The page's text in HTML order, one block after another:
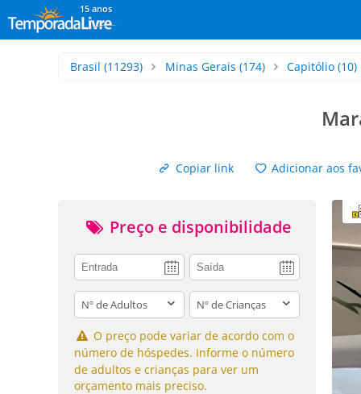
15 anos
Brasil (11293) Minas Gerais (174) Capitólio (10)
Copiar link
Adicionar aos
Preço e disponibilidade
adults children
O preço pode variar de acordo com o
número de hóspedes. Informe o número
de adultos e crianças para ver um
orçamento mais preciso.